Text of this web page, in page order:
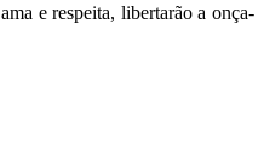
e respeita, libertarão a onça-